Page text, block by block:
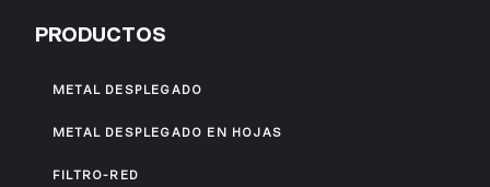
PRODUCTOS
METAL DESPLEGADO
METAL DESPLEGADO EN HOJAS
FILTRO-RED